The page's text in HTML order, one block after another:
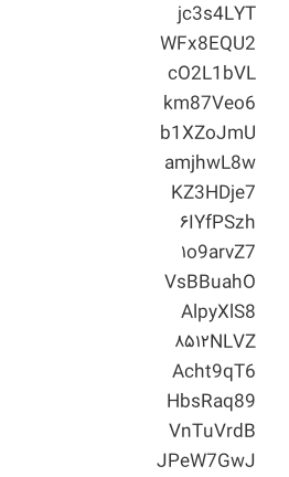
jc3s4LYT
WFx8EQU2
cO2L1bVL
km87Veo6
b1XZoJmU
amjhwL8w
KZ3HDje7
۶IYfPSzh
۱o9arvZ7
VsBBuahO
AlpyXlS8
۸۵۱۲NLVZ
Acht9qT6
HbsRaq89
VnTuVrdB
JPeW7GwJ